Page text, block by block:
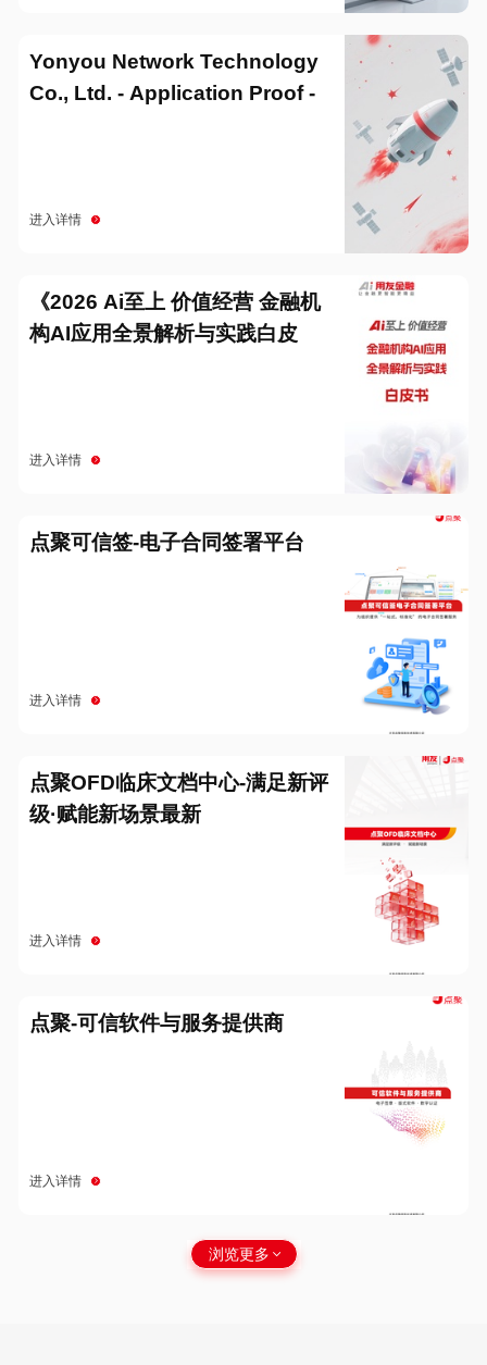
Yonyou Network Technology
Co., Ltd. - Application Proof -
进入详情
《2026 Ai至上 价值经营 金融机
构AI应用全景解析与实践白皮
进入详情
点聚可信签-电子合同签署平台
进入详情
点聚OFD临床文档中心-满足新评
级·赋能新场景最新
进入详情
点聚-可信软件与服务提供商
进入详情
浏览更多